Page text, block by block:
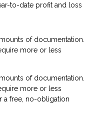
to-date profit and loss
of documentation.
more or less
of documentation.
more or less
a free, no-obligation